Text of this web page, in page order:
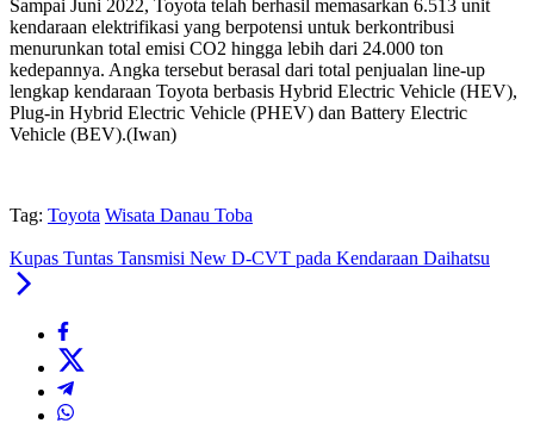
Sampai Juni 2022, Toyota telah berhasil memasarkan 6.513 unit
kendaraan elektrifikasi yang berpotensi untuk berkontribusi
menurunkan total emisi CO2 hingga lebih dari 24.000 ton
kedepannya. Angka tersebut berasal dari total penjualan line-up
lengkap kendaraan Toyota berbasis Hybrid Electric Vehicle (HEV),
Plug-in Hybrid Electric Vehicle (PHEV) dan Battery Electric
Vehicle (BEV).(Iwan)
Tag: Toyota Wisata Danau Toba
Kupas Tuntas Tansmisi New D-CVT pada Kendaraan Daihatsu